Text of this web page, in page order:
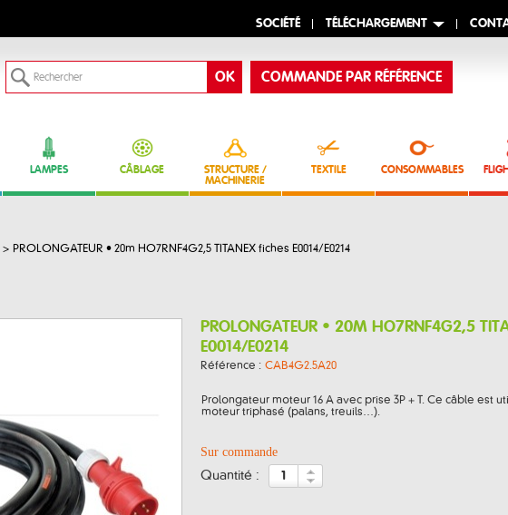
SOCIÉTÉ TÉLÉCHARGEMENT
COMMANDE PAR RÉFÉRENCE
LAMPES CÂBLAGE
STRUCTURE /
MACHINERIE
TEXTILE CONSOMMABLES
> PROLONGATEUR • 20m HO7RNF4G2,5 TITANEX fiches E0014/E0214
PROLONGATEUR • 20M HO7RNF4G2,5
E0014/E0214
Référence : CAB4G2.5A20
Prolongateur moteur 16 A avec prise 3P + T. Ce câble est
moteur triphasé (palans, treuils…).
Sur commande
quantité :